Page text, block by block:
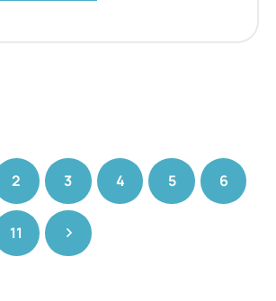
2 3 4 5 6
11